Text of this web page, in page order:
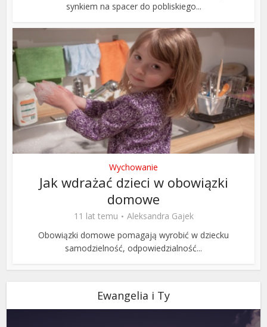
synkiem na spacer do pobliskiego...
Wychowanie
Jak wdrażać dzieci w obowiązki
domowe
11 lat temu
Aleksandra Gajek
Obowiązki domowe pomagają wyrobić w dziecku
samodzielność, odpowiedzialność...
Ewangelia i Ty